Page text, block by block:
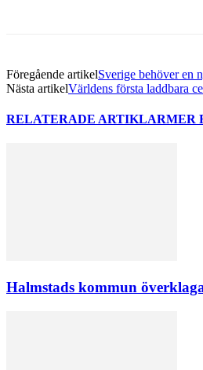
Föregående artikelSverige behöver en
Nästa artikelVärldens första laddbara
RELATERADE ARTIKLARMER
Halmstads kommun